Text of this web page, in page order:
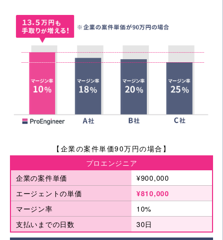
【企業の案件単価90万円の場合】
プロエンジニア
企業の案件単価
¥900,000
エージェントの単価
¥810,000
マージン率
10%
支払いまでの日数
30日